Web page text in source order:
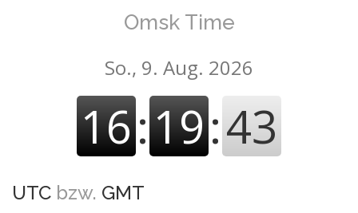
Omsk Time
So., 9. Aug. 2026
16:19:43
UTC bzw. GMT